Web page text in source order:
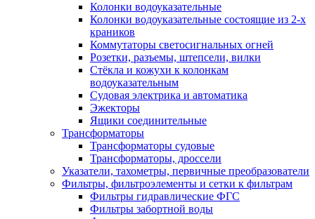
Колонки водоуказательные
Колонки водоуказательные состоящие из 2-х
краников
Коммутаторы светосигнальных огней
Розетки, разъемы, штепсели, вилки
Стёкла и кожухи к колонкам
водоуказательным
Судовая электрика и автоматика
Эжекторы
Ящики соединительные
Трансформаторы
Трансформаторы судовые
Трансформаторы, дроссели
Указатели, тахометры, первичные преобразователи
Фильтры, фильтроэлементы и сетки к фильтрам
Фильтры гидравлические ФГС
Фильтры забортной воды